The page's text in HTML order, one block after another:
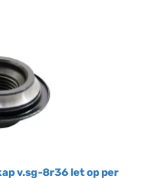
v.sg-8r36 let op per